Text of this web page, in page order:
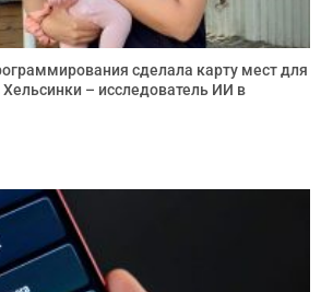
сделала карту мест для
– исследователь ИИ в